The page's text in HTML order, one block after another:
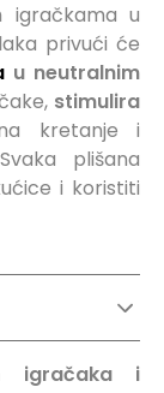
u
privući će
u neutralnim
stimulira
kretanje i
Svaka plišana
i koristiti
igračaka i